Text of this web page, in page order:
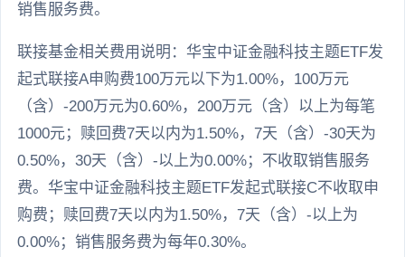
销售服务费。
联接基金相关费用说明：华宝中证金融科技主题ETF发
起式联接A申购费100万元以下为1.00%，100万元
（含）-200万元为0.60%，200万元（含）以上为每笔
1000元；赎回费7天以内为1.50%，7天（含）-30天为
0.50%，30天（含）-以上为0.00%；不收取销售服务
费。华宝中证金融科技主题ETF发起式联接C不收取申
购费；赎回费7天以内为1.50%，7天（含）-以上为
0.00%；销售服务费为每年0.30%。